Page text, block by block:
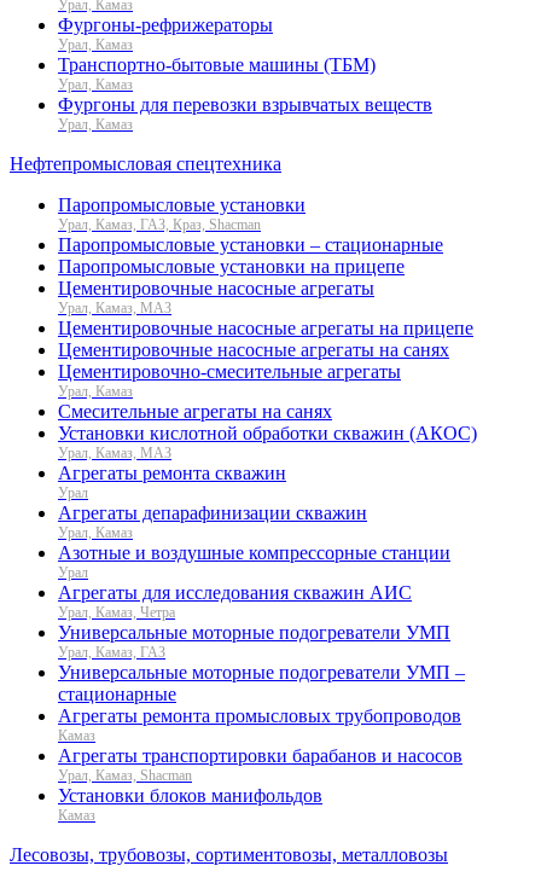
Урал, Камаз
Фургоны-рефрижераторы
Урал, Камаз
Транспортно-бытовые машины (ТБМ)
Урал, Камаз
Фургоны для перевозки взрывчатых веществ
Урал, Камаз
Нефтепромысловая спецтехника
Паропромысловые установки
Урал, Камаз, ГАЗ, Краз, Shacman
Паропромысловые установки – стационарные
Паропромысловые установки на прицепе
Цементировочные насосные агрегаты
Урал, Камаз, МАЗ
Цементировочные насосные агрегаты на прицепе
Цементировочные насосные агрегаты на санях
Цементировочно-смесительные агрегаты
Урал, Камаз
Смесительные агрегаты на санях
Установки кислотной обработки скважин (АКОС)
Урал, Камаз, МАЗ
Агрегаты ремонта скважин
Урал
Агрегаты депарафинизации скважин
Урал, Камаз
Азотные и воздушные компрессорные станции
Урал
Агрегаты для исследования скважин АИС
Урал, Камаз, Четра
Универсальные моторные подогреватели УМП
Урал, Камаз, ГАЗ
Универсальные моторные подогреватели УМП –
стационарные
Агрегаты ремонта промысловых трубопроводов
Камаз
Агрегаты транспортировки барабанов и насосов
Урал, Камаз, Shacman
Установки блоков манифольдов
Камаз
Лесовозы, трубовозы, сортиментовозы, металловозы